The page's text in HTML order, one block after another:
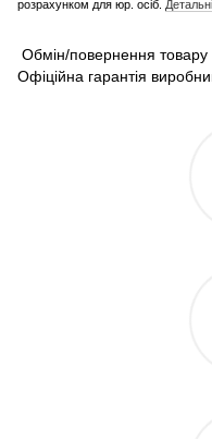
розрахунком для юр. осіб.
Обмін/повернення товару
Офіційна гарантія